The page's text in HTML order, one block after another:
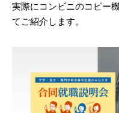
実際にコンビニのコピー
てご紹介します。